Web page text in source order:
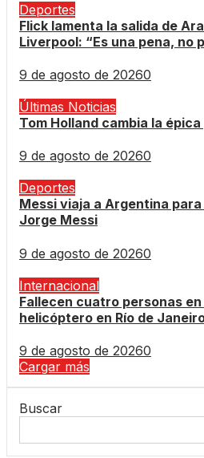
Deportes
Flick lamenta la salida de
Liverpool: “Es una pena, no
9 de agosto de 20260
Últimas Noticias
Tom Holland cambia la
9 de agosto de 20260
Deportes
Messi viaja a Argentina
Jorge Messi
9 de agosto de 20260
Internacional
Fallecen cuatro personas
helicóptero en Río de
9 de agosto de 20260
Cargar más
Buscar